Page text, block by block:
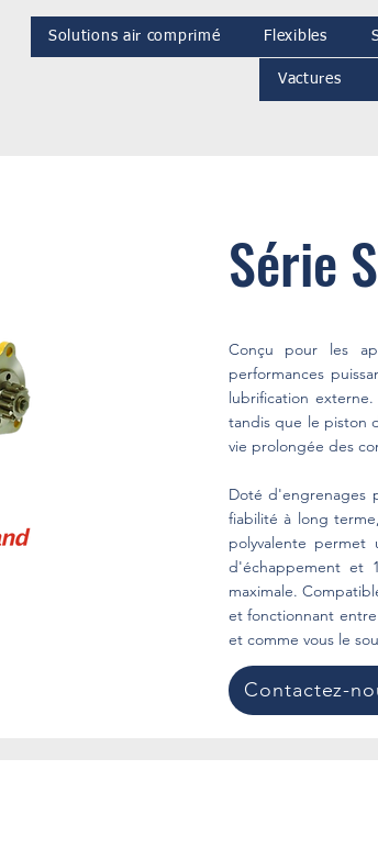
Solutions air comprimé Flexibles
Vactures
Série
Conçu pour les
performances
lubrification
tandis que le piston
vie prolongée des
Doté d'engrenages
fiabilité à long
polyvalente
d'échappement et
maximale.
et fonctionnant
et comme vous le
Contactez-